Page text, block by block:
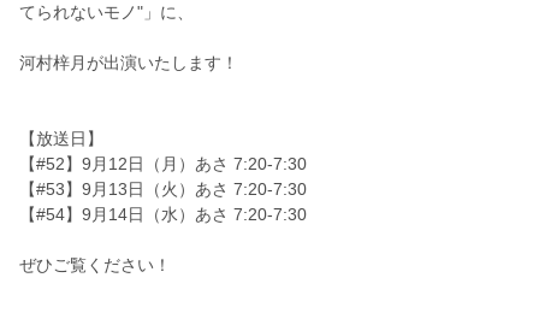
てられないモノ"」に、
河村梓月が出演いたします！
【放送日】
【#52】9月12日（月）あさ 7:20-7:30
【#53】9月13日（火）あさ 7:20-7:30
【#54】9月14日（水）あさ 7:20-7:30
ぜひご覧ください！